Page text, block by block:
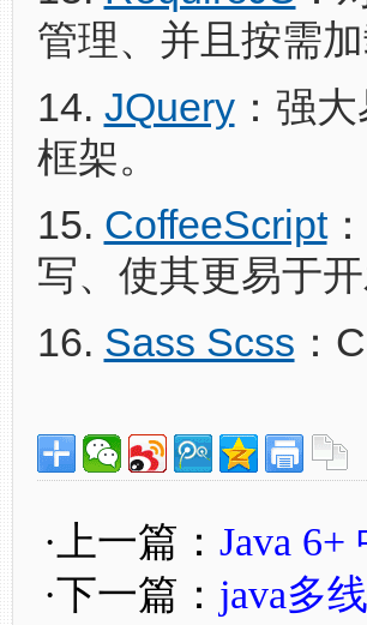
管理、并且按需
14. JQuery：强
框架。
15. CoffeeScript
写、使其更易于
16. Sass Scss ：
·上一篇： Java 6+
·下一篇： java多